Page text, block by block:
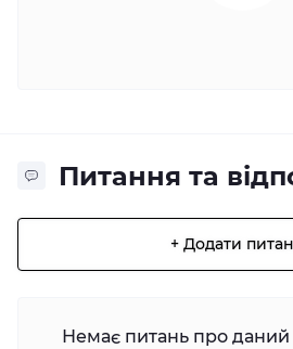
Питання та
+ Додати
Немає питань про даний